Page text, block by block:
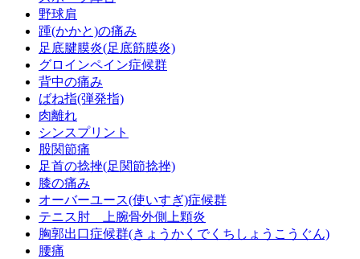
野球肩
踵(かかと)の痛み
足底腱膜炎(足底筋膜炎)
グロインペイン症候群
背中の痛み
ばね指(弾発指)
肉離れ
シンスプリント
股関節痛
足首の捻挫(足関節捻挫)
膝の痛み
オーバーユース(使いすぎ)症候群
テニス肘 上腕骨外側上顆炎
胸郭出口症候群(きょうかくでくちしょうこうぐん)
腰痛